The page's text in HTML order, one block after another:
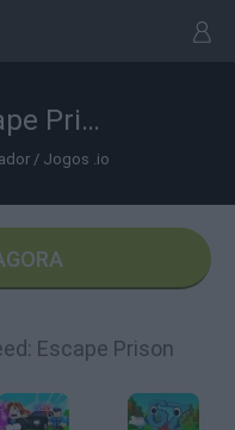
+1 Speed: Escape Prison
/ Jogos .io
Escape Prison